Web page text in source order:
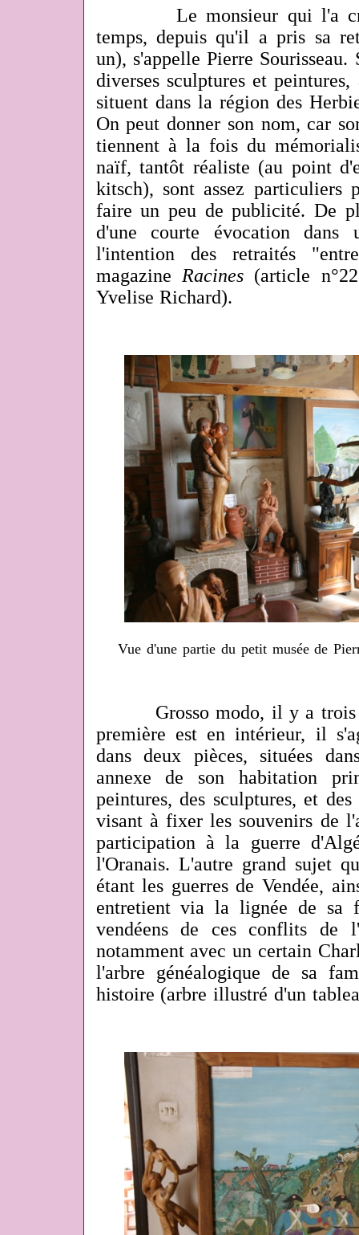
Le monsieur qui l'a créé
temps, depuis qu'il a pris sa
un), s'appelle Pierre
diverses sculptures et
situent dans la région des
On peut donner son nom, car
tiennent à la fois du
naïf, tantôt réaliste (au point
kitsch), sont assez particuliers
faire un peu de publicité. De
d'une courte évocation dans
l'intention des retraités
magazine Racines (article
Yvelise Richard).
Vue d'une partie du petit musée de
Grosso modo, il y a trois
première est en intérieur, il
dans deux pièces, situées
annexe de son habitation
peintures, des sculptures, et
visant à fixer les souvenirs de
participation à la guerre
l'Oranais. L'autre grand sujet
étant les guerres de Vendée,
entretient via la lignée de sa
vendéens de ces conflits de
notamment avec un certain
l'arbre généalogique de sa
histoire (arbre illustré d'un